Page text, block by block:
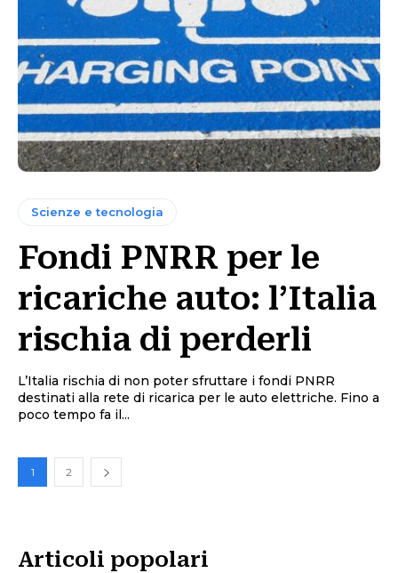
Scienze e tecnologia
Fondi PNRR per le
ricariche auto: l’Italia
rischia di perderli
L’Italia rischia di non poter sfruttare i fondi PNRR
destinati alla rete di ricarica per le auto elettriche. Fino a
poco tempo fa il...
1 2
Articoli popolari